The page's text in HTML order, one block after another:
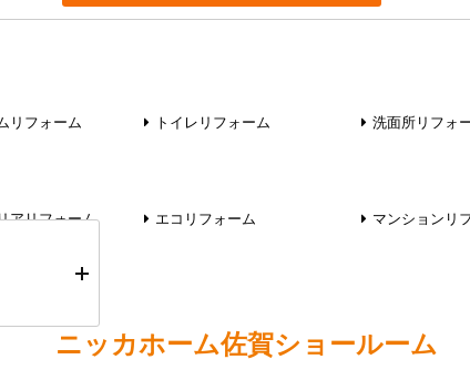
リフォーム トイレリフォーム 洗面所リフォ
アリフォーム エコリフォーム マンションリ
ニッカホーム佐賀ショールーム